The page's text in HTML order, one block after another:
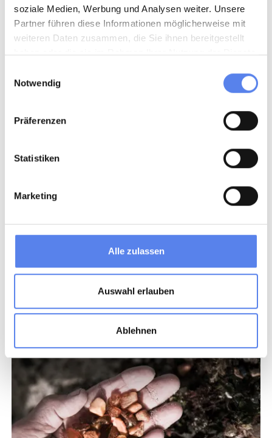
soziale Medien, Werbung und Analysen weiter. Unsere
Partner führen diese Informationen möglicherweise mit
weiteren Daten zusammen, die Sie ihnen bereitgestellt
haben oder die sie im Rahmen Ihrer Nutzung der Dienste
Notwendig
Präferenzen
Statistiken
Marketing
Alle zulassen
Auswahl erlauben
Ablehnen